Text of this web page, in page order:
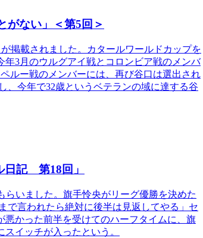
がない」＜第5回＞
掲載されました。カタールワールドカップを
3月のウルグアイ戦とコロンビア戦のメンバ
ルー戦のメンバーには、再び谷口は選出され
、今年で32歳というベテランの域に達する谷
日記 第18回」
らいました。旗手怜央がリーグ優勝を決めた
で言われたら絶対に後半は見返してやる」セ
かった前半を受けてのハーフタイムに、旗
イッチが入ったという。